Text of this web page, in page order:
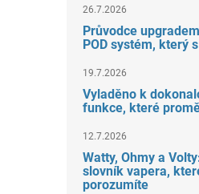
26.7.2026
Průvodce
POD systém, který
19.7.2026
Vyladěno k
funkce, které
12.7.2026
Watty, Ohmy a
slovník vapera,
porozumíte